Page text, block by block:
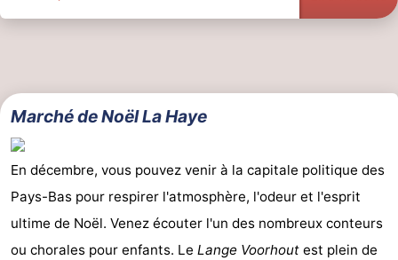
Marché de Noël La Haye
En décembre, vous pouvez venir à la capitale politique des
Pays-Bas pour respirer l'atmosphère, l'odeur et l'esprit
ultime de Noël. Venez écouter l'un des nombreux conteurs
ou chorales pour enfants. Le Lange Voorhout est plein de